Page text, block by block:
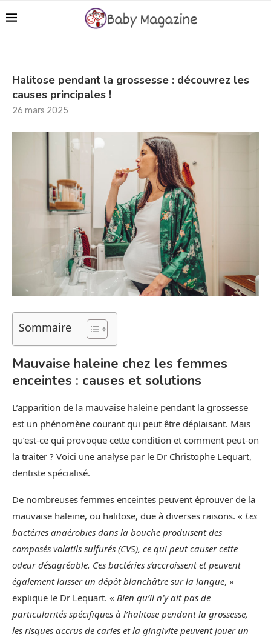
Halitose pendant la grossesse : découvrez les
causes principales !
26 mars 2025
Sommaire
Mauvaise haleine chez les femmes
enceintes : causes et solutions
L’apparition de la mauvaise haleine pendant la grossesse
est un phénomène courant qui peut être déplaisant. Mais
qu’est-ce qui provoque cette condition et comment peut-on
la traiter ? Voici une analyse par le Dr Christophe Lequart,
dentiste spécialisé.
De nombreuses femmes enceintes peuvent éprouver de la
mauvaise haleine, ou halitose, due à diverses raisons. « Les
bactéries anaérobies dans la bouche produisent des
composés volatils sulfurés (CVS), ce qui peut causer cette
odeur désagréable. Ces bactéries s’accroissent et peuvent
également laisser un dépôt blanchâtre sur la langue, »
explique le Dr Lequart. « Bien qu’il n’y ait pas de
particularités spécifiques à l’halitose pendant la grossesse,
les risques accrus de caries et la gingivite peuvent jouer un